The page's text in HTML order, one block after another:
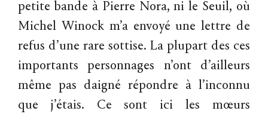
petite bande à Pierre Nora, ni le Seuil, où
Michel Winock m’a envoyé une lettre de
refus d’une rare sottise. La plupart des ces
importants personnages n’ont d’ailleurs
même pas daigné répondre à l’inconnu
que j’étais. Ce sont ici les mœurs